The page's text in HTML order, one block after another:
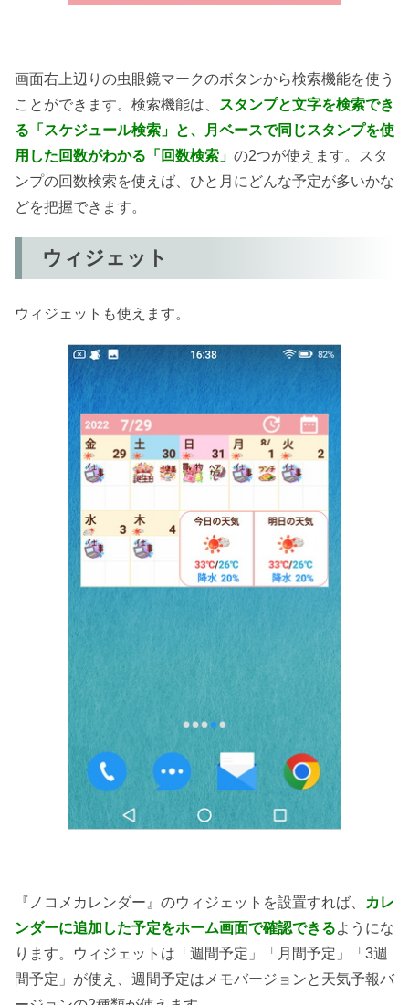
画面右上辺りの虫眼鏡マークのボタンから検索機能を使う
ことができます。検索機能は、
スタンプと文字を検索でき
る「スケジュール検索」と、月ベースで同じスタンプを使
用した回数がわかる「回数検索」 の2つが使えます。スタ
ンプの回数検索を使えば、ひと月にどんな予定が多いかな
どを把握できます。
ウィジェット
ウィジェットも使えます。
『ノコメカレンダー』のウィジェットを設置すれば、
カレ
ンダーに追加した予定をホーム画面で確認できるようにな
ります。ウィジェットは「週間予定」「月間予定」「3週
間予定」が使え、週間予定はメモバージョンと天気予報バ